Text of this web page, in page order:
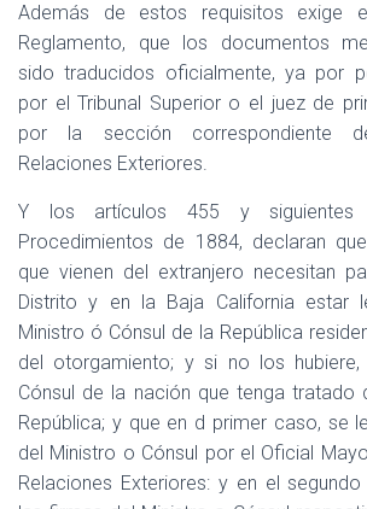
Además de estos requisitos exige
Reglamento, que los documentos
sido traducidos oficialmente, ya por
por el Tribunal Superior o el juez de
por la sección correspondiente
Relaciones Exteriores.
Y los artículos 455 y
Procedimientos de 1884, declaran
que vienen del extranjero necesitan
Distrito y en la Baja California estar
Ministro ó Cónsul de la República
del otorgamiento; y si no los
Cónsul de la nación que tenga tratado
República; y que en d primer caso, se
del Ministro o Cónsul por el Oficial
Relaciones Exteriores: y en el